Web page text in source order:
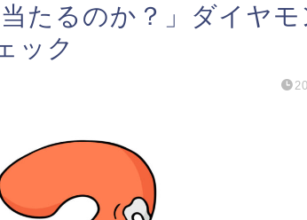
たるのか？」ダイヤモ
ック